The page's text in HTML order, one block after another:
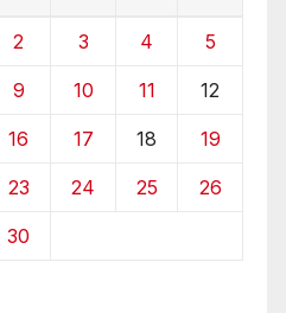
2 3 4 5
9 10 11 12
16 17 18 19
23 24 25 26
30